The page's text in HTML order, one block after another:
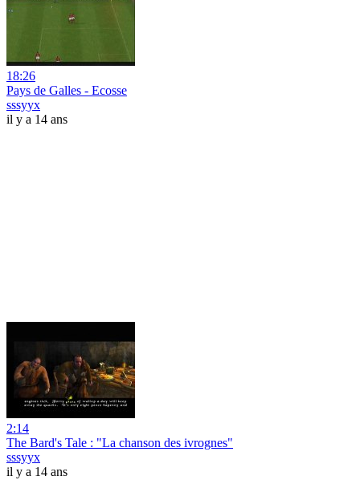
18:26
Pays de Galles - Ecosse
sssyyx
il y a 14 ans
2:14
The Bard's Tale : "La chanson des ivrognes"
sssyyx
il y a 14 ans